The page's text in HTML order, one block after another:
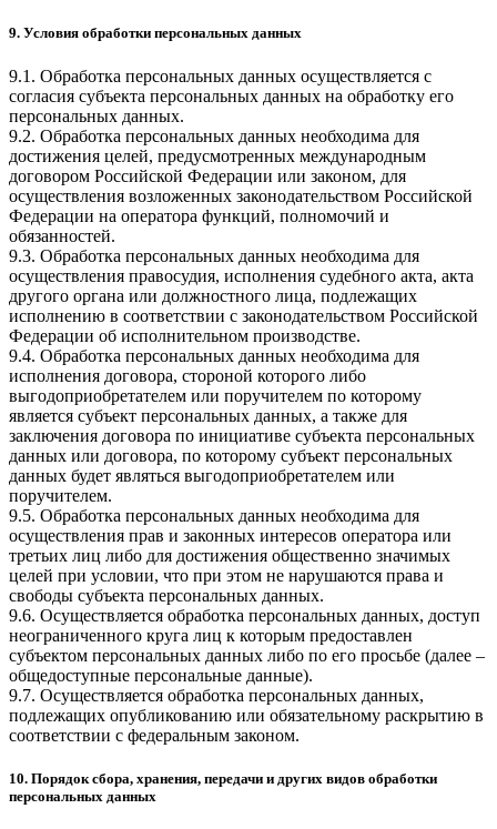
9. Условия обработки персональных данных
9.1. Обработка персональных данных осуществляется с
согласия субъекта персональных данных на обработку его
персональных данных.
9.2. Обработка персональных данных необходима для
достижения целей, предусмотренных международным
договором Российской Федерации или законом, для
осуществления возложенных законодательством Российской
Федерации на оператора функций, полномочий и
обязанностей.
9.3. Обработка персональных данных необходима для
осуществления правосудия, исполнения судебного акта, акта
другого органа или должностного лица, подлежащих
исполнению в соответствии с законодательством Российской
Федерации об исполнительном производстве.
9.4. Обработка персональных данных необходима для
исполнения договора, стороной которого либо
выгодоприобретателем или поручителем по которому
является субъект персональных данных, а также для
заключения договора по инициативе субъекта персональных
данных или договора, по которому субъект персональных
данных будет являться выгодоприобретателем или
поручителем.
9.5. Обработка персональных данных необходима для
осуществления прав и законных интересов оператора или
третьих лиц либо для достижения общественно значимых
целей при условии, что при этом не нарушаются права и
свободы субъекта персональных данных.
9.6. Осуществляется обработка персональных данных, доступ
неограниченного круга лиц к которым предоставлен
субъектом персональных данных либо по его просьбе (далее –
общедоступные персональные данные).
9.7. Осуществляется обработка персональных данных,
подлежащих опубликованию или обязательному раскрытию в
соответствии с федеральным законом.
10. Порядок сбора, хранения, передачи и других видов обработки
персональных данных